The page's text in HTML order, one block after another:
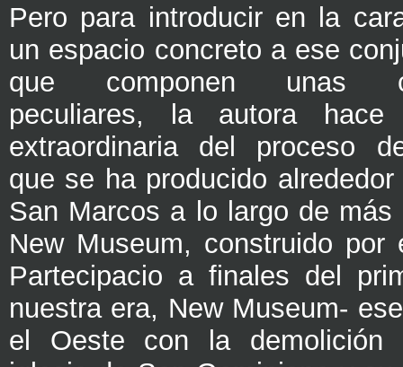
Pero para introducir en la
un espacio concreto a ese
que componen unas
peculiares, la autora hace
extraordinaria del proceso
que se ha producido
San Marcos a lo largo de
New Museum, construido por
Partecipacio a finales del
nuestra era, New Museum-
el Oeste con la demolición